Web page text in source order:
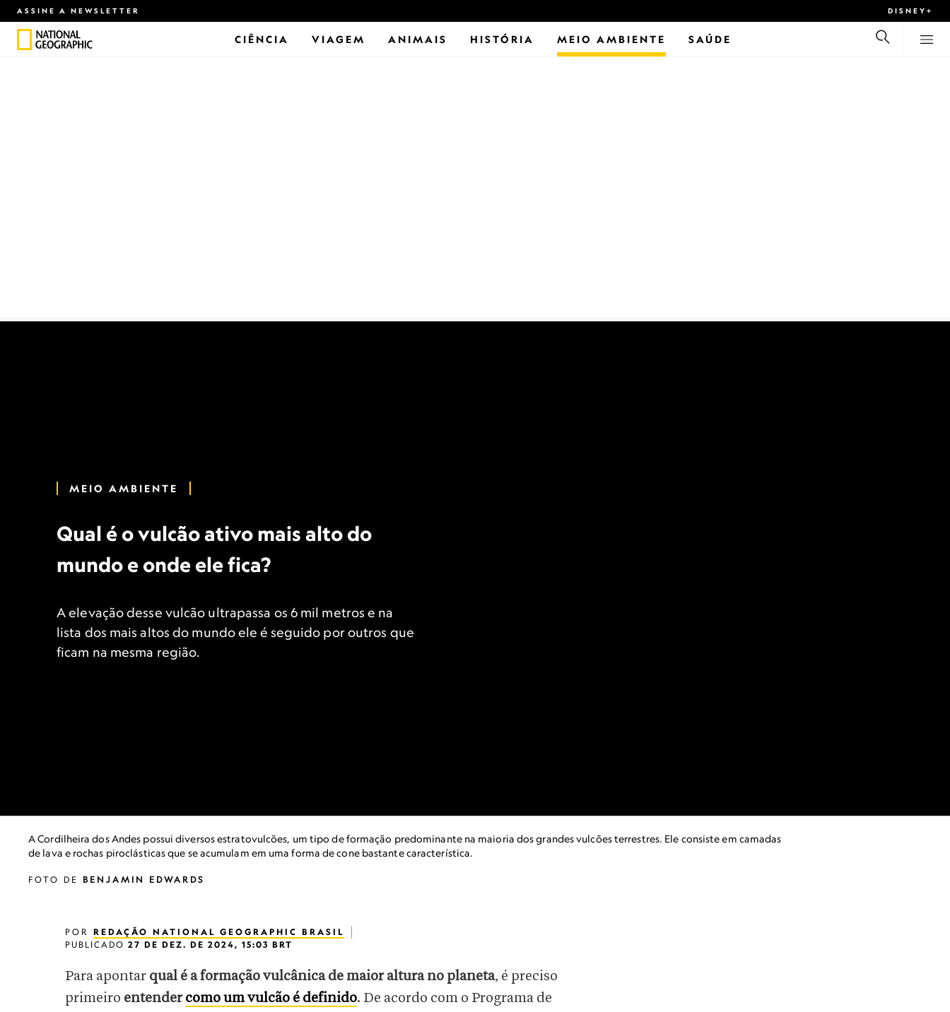
ASSINE A NEWSLETTER DISNEY+
CIÊNCIA VIAGEM ANIMAIS HISTÓRIA MEIO AMBIENTE SAÚDE
MEIO AMBIENTE
Qual é o vulcão ativo mais alto do
mundo e onde ele fica?
A elevação desse vulcão ultrapassa os 6 mil metros e na
lista dos mais altos do mundo ele é seguido por outros que
ficam na mesma região.
A Cordilheira dos Andes possui diversos estratovulcões, um tipo de formação predominante na maioria dos grandes vulcões terrestres. Ele consiste em camadas
de lava e rochas piroclásticas que se acumulam em uma forma de cone bastante característica.
FOTO DE BENJAMIN EDWARDS
POR REDAÇÃO NATIONAL GEOGRAPHIC BRASIL
PUBLICADO 27 DE DEZ. DE 2024, 15:03 BRT
Para apontar qual é a formação vulcânica de maior altura no planeta, é preciso
primeiro entendercomo um vulcão é definido. De acordo com o Programa de